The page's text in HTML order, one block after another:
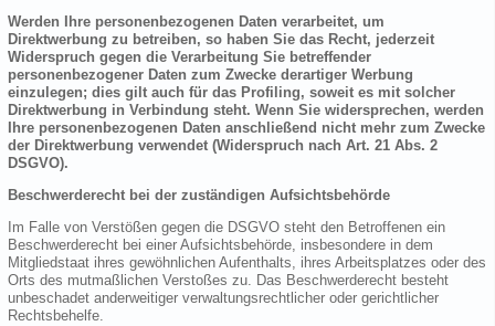
Werden Ihre personenbezogenen Daten verarbeitet, um
Direktwerbung zu betreiben, so haben Sie das Recht, jederzeit
Widerspruch gegen die Verarbeitung Sie betreffender
personenbezogener Daten zum Zwecke derartiger Werbung
einzulegen; dies gilt auch für das Profiling, soweit es mit solcher
Direktwerbung in Verbindung steht. Wenn Sie widersprechen, werden
Ihre personenbezogenen Daten anschließend nicht mehr zum Zwecke
der Direktwerbung verwendet (Widerspruch nach Art. 21 Abs. 2
DSGVO).
Beschwerderecht bei der zuständigen Aufsichtsbehörde
Im Falle von Verstößen gegen die DSGVO steht den Betroffenen ein
Beschwerderecht bei einer Aufsichtsbehörde, insbesondere in dem
Mitgliedstaat ihres gewöhnlichen Aufenthalts, ihres Arbeitsplatzes oder des
Orts des mutmaßlichen Verstoßes zu. Das Beschwerderecht besteht
unbeschadet anderweitiger verwaltungsrechtlicher oder gerichtlicher
Rechtsbehelfe.